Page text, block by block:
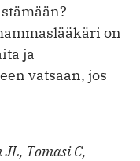
on
ja
vatsaan, jos
Tomasi C,